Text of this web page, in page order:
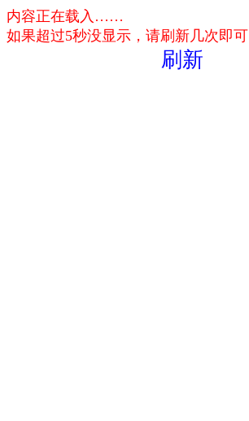
内容正在载入……
如果超过5秒没显示，请刷新几次即可
刷新